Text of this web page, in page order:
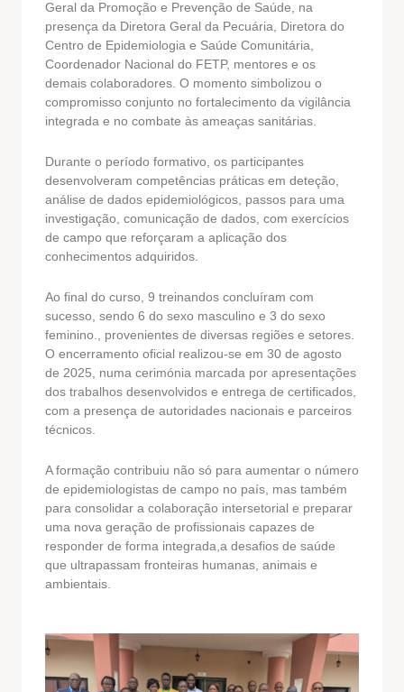
Geral da Promoção e Prevenção de Saúde, na
presença da Diretora Geral da Pecuária, Diretora do
Centro de Epidemiologia e Saúde Comunitária,
Coordenador Nacional do FETP, mentores e os
demais colaboradores. O momento simbolizou o
compromisso conjunto no fortalecimento da vigilância
integrada e no combate às ameaças sanitárias.
Durante o período formativo, os participantes
desenvolveram competências práticas em deteção,
análise de dados epidemiológicos, passos para uma
investigação, comunicação de dados, com exercícios
de campo que reforçaram a aplicação dos
conhecimentos adquiridos.
Ao final do curso, 9 treinandos concluíram com
sucesso, sendo 6 do sexo masculino e 3 do sexo
feminino., provenientes de diversas regiões e setores.
O encerramento oficial realizou-se em 30 de agosto
de 2025, numa cerimónia marcada por apresentações
dos trabalhos desenvolvidos e entrega de certificados,
com a presença de autoridades nacionais e parceiros
técnicos.
A formação contribuiu não só para aumentar o número
de epidemiologistas de campo no país, mas também
para consolidar a colaboração intersetorial e preparar
uma nova geração de profissionais capazes de
responder de forma integrada,a desafios de saúde
que ultrapassam fronteiras humanas, animais e
ambientais.